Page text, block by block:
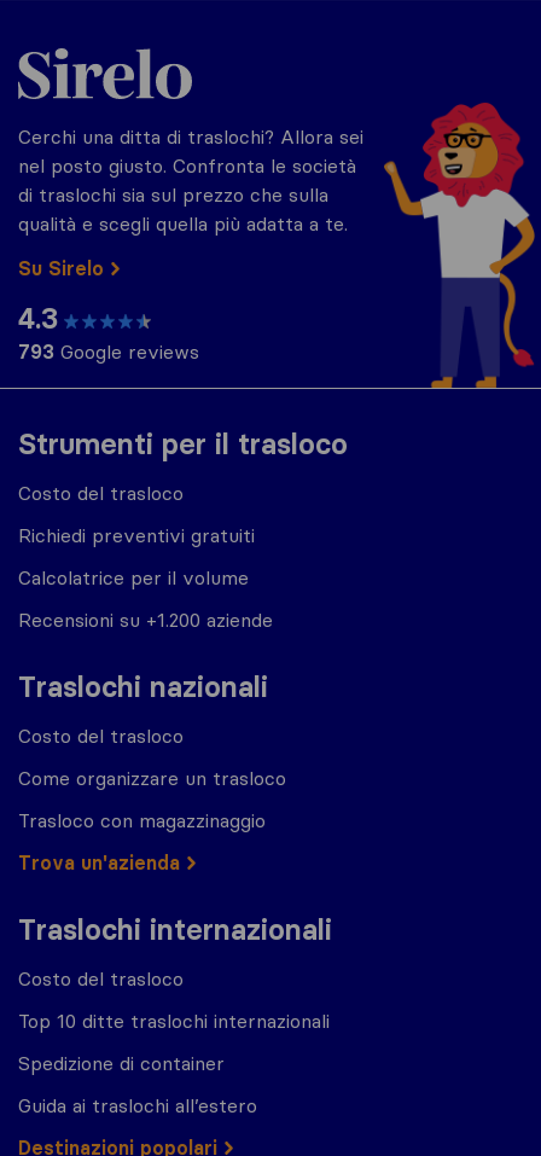
Strumenti per il trasloco
Costo del trasloco
Richiedi preventivi gratuiti
Calcolatrice per il volume
Recensioni su +1.200 aziende
Traslochi nazionali
Costo del trasloco
Come organizzare un trasloco
Trasloco con magazzinaggio
Trova un'azienda
Traslochi internazionali
Costo del trasloco
Top 10 ditte traslochi internazionali
Spedizione di container
Guida ai traslochi all’estero
Destinazioni popolari
Sirelo.it
Cerchi una ditta di traslochi? Allora sei
nel posto giusto. Confronta le società
di traslochi sia sul prezzo che sulla
qualità e scegli quella più adatta a te.
Su Sirelo
4.3
793 Google reviews